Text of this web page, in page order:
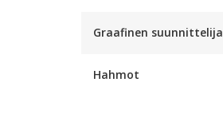
Graafinen suunnittelija
Hahmot